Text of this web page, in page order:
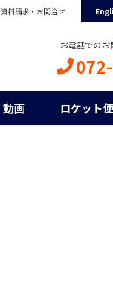
資料請求・お問合せ
お電話での
動画 ロケット